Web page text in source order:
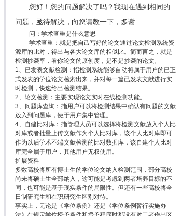
您好！您的问题解决了吗？我现在遇到相同的
问题，亟待解决，向您请教一下，多谢
问：学术查重是什么意思
学术查重：就是把自己写好的论文通过论文检测系统资
源库的比对，得出与各大论文库的相似比。简而言之，就是
检测抄袭率，看你论文的原创度，是不是抄袭的论文。
1、已发表文献检测：指检测系统能够自动将属于用户的已正
式发表的学位论文检索出来，并对每一篇已发表文献进行实
时检测，快速给出检测结果。
2、论文检测：主要实现论文实时在线检测功能。
3、问题库查询：指用户可以将检测结果中确认有问题的文献
放入到问题库，便于用户集中管理。
4、自建比对库：指管理人员可以选择将检测文献放入个人比
对库或者批量上传文献作为个人比对库，该个人比对库即可
作为以后学术不端文献检测的比对数据库，该自建个人比对
库完全属于用户，其他用户无权使用。
扩展资料
多数高校将所有博士生的学位论文纳入检测范围，部分高校
尚未将硕士生全部纳入，这可能是考虑到两者培养目标的不
同，也可能是基于现实条件的局限性。但还有一些高校将全
日制研究生和在职研究生区别对待。
事实上，无论是《学位条例》还是《学位条例暂行实施办